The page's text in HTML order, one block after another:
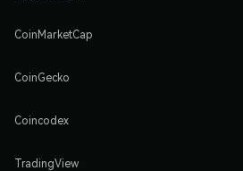
CoinMarketCap
CoinGecko
Coincodex
TradingView